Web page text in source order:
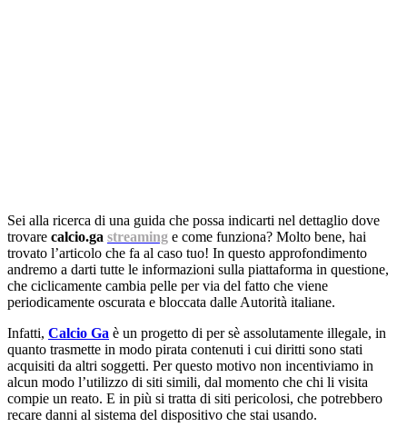
Sei alla ricerca di una guida che possa indicarti nel dettaglio dove
trovare calcio.ga streaming e come funziona? Molto bene, hai
trovato l’articolo che fa al caso tuo! In questo approfondimento
andremo a darti tutte le informazioni sulla piattaforma in questione,
che ciclicamente cambia pelle per via del fatto che viene
periodicamente oscurata e bloccata dalle Autorità italiane.
Infatti, Calcio Ga è un progetto di per sè assolutamente illegale, in
quanto trasmette in modo pirata contenuti i cui diritti sono stati
acquisiti da altri soggetti. Per questo motivo non incentiviamo in
alcun modo l’utilizzo di siti simili, dal momento che chi li visita
compie un reato. E in più si tratta di siti pericolosi, che potrebbero
recare danni al sistema del dispositivo che stai usando.